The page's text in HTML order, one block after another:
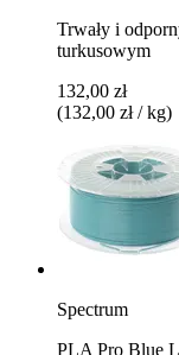
Trwały i
turkusowym
132,00 zł
(132,00 zł / kg)
Spectrum
PLA Pro Blue